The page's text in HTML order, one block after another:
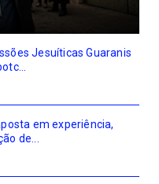
Jesuíticas Guaranis
em experiência,
de...